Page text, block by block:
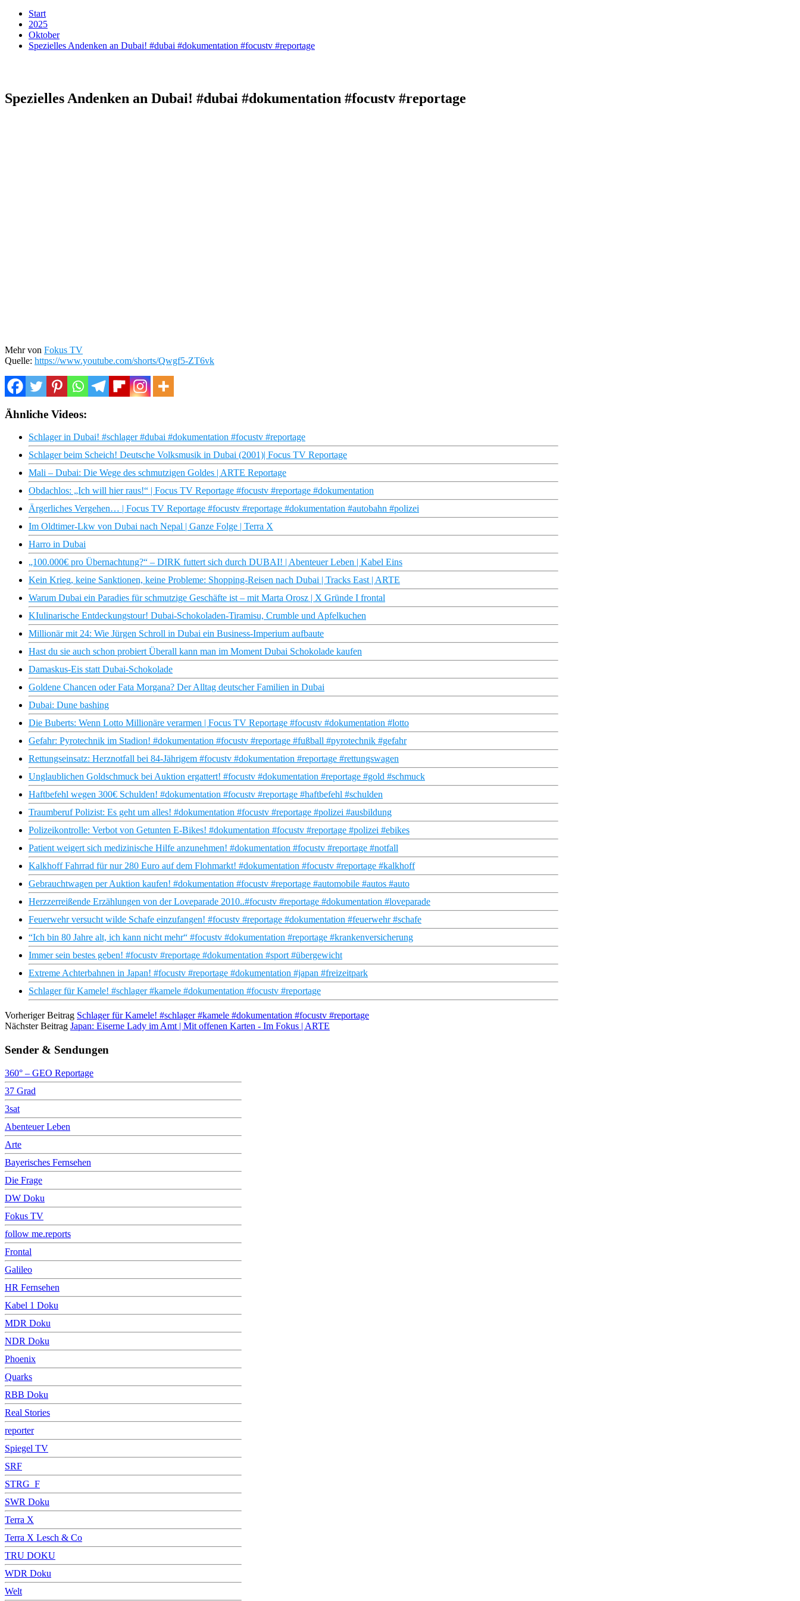
Start
2025
Oktober
Spezielles Andenken an Dubai! #dubai #dokumentation #focustv #reportage
Spezielles Andenken an Dubai! #dubai #dokumentation #focustv #reportage
Mehr von Fokus TV
Quelle: https://www.youtube.com/shorts/Qwgf5-ZT6vk
Ähnliche Videos:
Schlager in Dubai! #schlager #dubai #dokumentation #focustv #reportage
Schlager beim Scheich! Deutsche Volksmusik in Dubai (2001)| Focus TV Reportage
Mali – Dubai: Die Wege des schmutzigen Goldes | ARTE Reportage
Obdachlos: „Ich will hier raus!“ | Focus TV Reportage #focustv #reportage #dokumentation
Ärgerliches Vergehen… | Focus TV Reportage #focustv #reportage #dokumentation #autobahn #polizei
Im Oldtimer-Lkw von Dubai nach Nepal | Ganze Folge | Terra X
Harro in Dubai
„100.000€ pro Übernachtung?“ – DIRK futtert sich durch DUBAI! | Abenteuer Leben | Kabel Eins
Kein Krieg, keine Sanktionen, keine Probleme: Shopping-Reisen nach Dubai | Tracks East | ARTE
Warum Dubai ein Paradies für schmutzige Geschäfte ist – mit Marta Orosz | X Gründe I frontal
KIulinarische Entdeckungstour! Dubai-Schokoladen-Tiramisu, Crumble und Apfelkuchen
Millionär mit 24: Wie Jürgen Schroll in Dubai ein Business-Imperium aufbaute
Hast du sie auch schon probiert Überall kann man im Moment Dubai Schokolade kaufen
Damaskus-Eis statt Dubai-Schokolade
Goldene Chancen oder Fata Morgana? Der Alltag deutscher Familien in Dubai
Dubai: Dune bashing
Die Buberts: Wenn Lotto Millionäre verarmen | Focus TV Reportage #focustv #dokumentation #lotto
Gefahr: Pyrotechnik im Stadion! #dokumentation #focustv #reportage #fußball #pyrotechnik #gefahr
Rettungseinsatz: Herznotfall bei 84-Jährigem #focustv #dokumentation #reportage #rettungswagen
Unglaublichen Goldschmuck bei Auktion ergattert! #focustv #dokumentation #reportage #gold #schmuck
Haftbefehl wegen 300€ Schulden! #dokumentation #focustv #reportage #haftbefehl #schulden
Traumberuf Polizist: Es geht um alles! #dokumentation #focustv #reportage #polizei #ausbildung
Polizeikontrolle: Verbot von Getunten E-Bikes! #dokumentation #focustv #reportage #polizei #ebikes
Patient weigert sich medizinische Hilfe anzunehmen! #dokumentation #focustv #reportage #notfall
Kalkhoff Fahrrad für nur 280 Euro auf dem Flohmarkt! #dokumentation #focustv #reportage #kalkhoff
Gebrauchtwagen per Auktion kaufen! #dokumentation #focustv #reportage #automobile #autos #auto
Herzzerreißende Erzählungen von der Loveparade 2010..#focustv #reportage #dokumentation #loveparade
Feuerwehr versucht wilde Schafe einzufangen! #focustv #reportage #dokumentation #feuerwehr #schafe
“Ich bin 80 Jahre alt, ich kann nicht mehr“ #focustv #dokumentation #reportage #krankenversicherung
Immer sein bestes geben! #focustv #reportage #dokumentation #sport #übergewicht
Extreme Achterbahnen in Japan! #focustv #reportage #dokumentation #japan #freizeitpark
Schlager für Kamele! #schlager #kamele #dokumentation #focustv #reportage
Vorheriger Beitrag Schlager für Kamele! #schlager #kamele #dokumentation #focustv #reportage
Nächster Beitrag Japan: Eiserne Lady im Amt | Mit offenen Karten - Im Fokus | ARTE
Sender & Sendungen
360° – GEO Reportage
37 Grad
3sat
Abenteuer Leben
Arte
Bayerisches Fernsehen
Die Frage
DW Doku
Fokus TV
follow me.reports
Frontal
Galileo
HR Fernsehen
Kabel 1 Doku
MDR Doku
NDR Doku
Phoenix
Quarks
RBB Doku
Real Stories
reporter
Spiegel TV
SRF
STRG_F
SWR Doku
Terra X
Terra X Lesch & Co
TRU DOKU
WDR Doku
Welt